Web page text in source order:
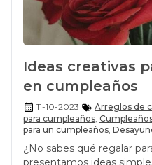
Ideas creativas
en cumpleaños
11-10-2023 Arreglos de
para cumpleaños
para un cumpleaños
¿No sabes qué regalar
presentamos ideas